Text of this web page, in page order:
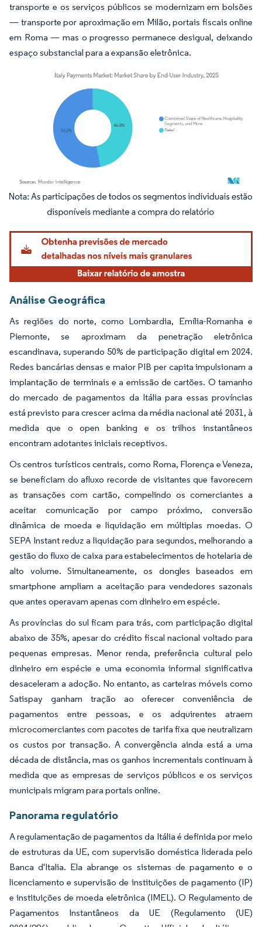
transporte e os serviços públicos se modernizam em bolsões
— transporte por aproximação em Milão, portais fiscais online
em Roma — mas o progresso permanece desigual, deixando
espaço substancial para a expansão eletrônica.
Imagem © Mordor Intelligence. O reuso requer atribuição conforme CC BY 4.0.
Análise Geográfica
As regiões do norte, como Lombardia, Emília-Romanha e
Piemonte, se aproximam da penetração eletrônica
escandinava, superando 50% de participação digital em 2024.
Redes bancárias densas e maior PIB per capita impulsionam a
implantação de terminais e a emissão de cartões. O tamanho
do mercado de pagamentos da Itália para essas províncias
está previsto para crescer acima da média nacional até 2031, à
medida que o open banking e os trilhos instantâneos
encontram adotantes iniciais receptivos.
Os centros turísticos centrais, como Roma, Florença e Veneza,
se beneficiam do afluxo recorde de visitantes que favorecem
as transações com cartão, compelindo os comerciantes a
aceitar comunicação por campo próximo, conversão
dinâmica de moeda e liquidação em múltiplas moedas. O
SEPA Instant reduz a liquidação para segundos, melhorando a
gestão do fluxo de caixa para estabelecimentos de hotelaria de
alto volume. Simultaneamente, os dongles baseados em
smartphone ampliam a aceitação para vendedores sazonais
que antes operavam apenas com dinheiro em espécie.
As províncias do sul ficam para trás, com participação digital
abaixo de 35%, apesar do crédito fiscal nacional voltado para
pequenas empresas. Menor renda, preferência cultural pelo
dinheiro em espécie e uma economia informal significativa
desaceleram a adoção. No entanto, as carteiras móveis como
Satispay ganham tração ao oferecer conveniência de
pagamentos entre pessoas, e os adquirentes atraem
microcomerciantes com pacotes de tarifa fixa que neutralizam
os custos por transação. A convergência ainda está a uma
década de distância, mas os ganhos incrementais continuam à
medida que as empresas de serviços públicos e os serviços
municipais migram para portais online.
Panorama regulatório
A regulamentação de pagamentos da Itália é definida por meio
de estruturas da UE, com supervisão doméstica liderada pelo
Banca d'Italia. Ela abrange os sistemas de pagamento e o
licenciamento e supervisão de instituições de pagamento (IP)
e instituições de moeda eletrônica (IMEL). O Regulamento de
Pagamentos Instantâneos da UE (Regulamento (UE)